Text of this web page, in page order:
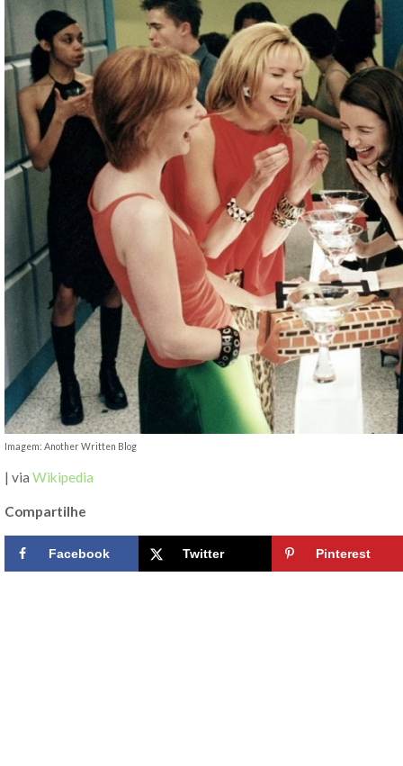
Imagem: Another Written Blog
| via Wikipedia
Compartilhe
Facebook Twitter Pinterest